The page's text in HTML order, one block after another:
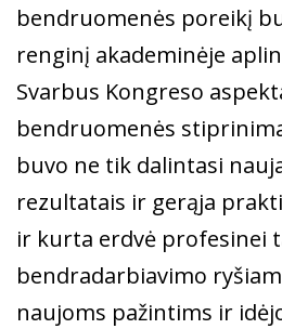
bendruomenės poreikį
renginį akademinėje
Svarbus Kongreso
bendruomenės
buvo ne tik dalintasi
rezultatais ir gerąja
ir kurta erdvė profesinei
bendradarbiavimo
naujoms pažintims ir